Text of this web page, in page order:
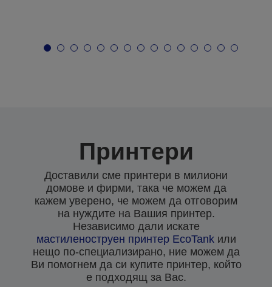
Принтери
Доставили сме принтери в милиони
домове и фирми, така че можем да
кажем уверено, че можем да отговорим
на нуждите на Вашия принтер.
Независимо дали искате
мастиленоструен принтер EcoTankили
нещо по-специализирано, ние можем да
Ви помогнем да си купите принтер, който
е подходящ за Вас.